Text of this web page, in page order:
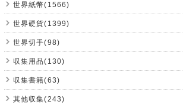
世界紙幣(1566)
世界硬貨(1399)
世界切手(98)
収集用品(130)
収集書籍(63)
其他収集(243)